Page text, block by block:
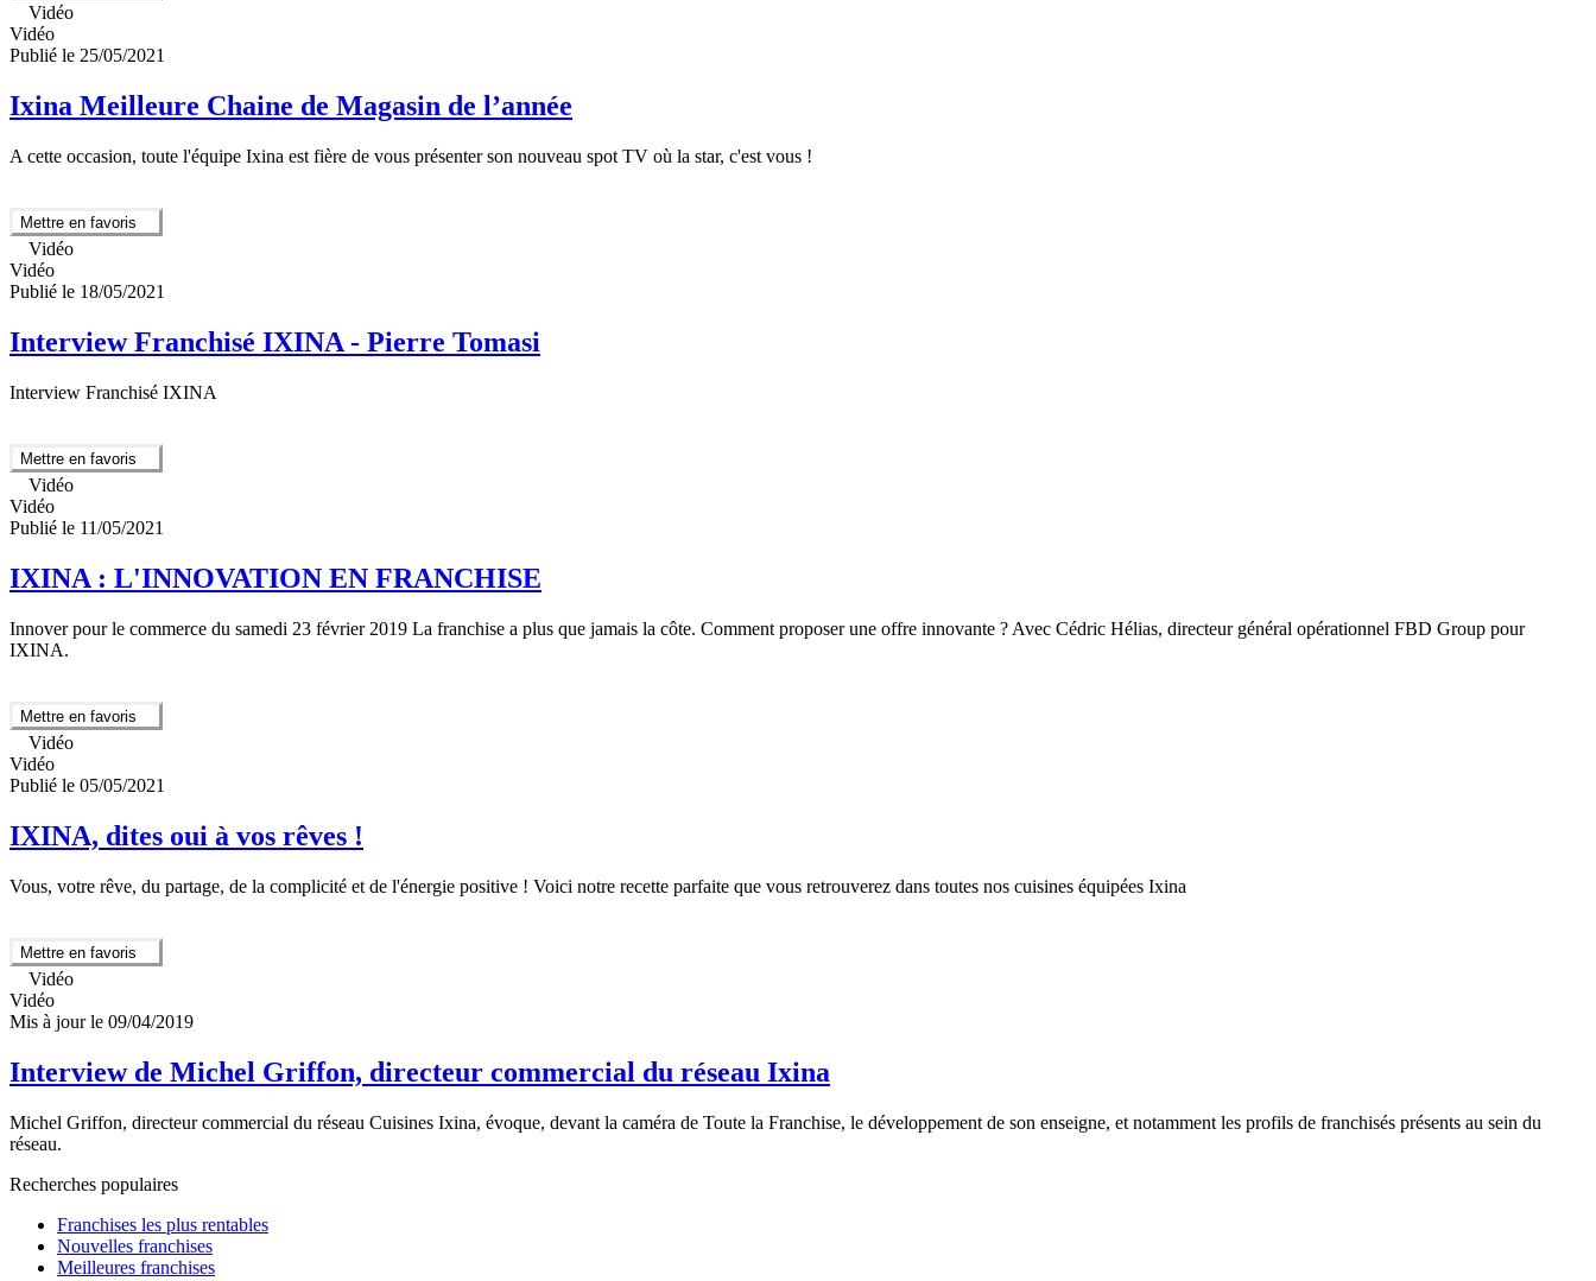
Vidéo
Vidéo
Publié le 25/05/2021
Ixina Meilleure Chaine de Magasin de l’année
A cette occasion, toute l'équipe Ixina est fière de vous présenter son nouveau spot TV où la star, c'est vous !
Mettre en favoris
Vidéo
Vidéo
Publié le 18/05/2021
Interview Franchisé IXINA - Pierre Tomasi
Interview Franchisé IXINA
Mettre en favoris
Vidéo
Vidéo
Publié le 11/05/2021
IXINA : L'INNOVATION EN FRANCHISE
Innover pour le commerce du samedi 23 février 2019 La franchise a plus que jamais la côte. Comment proposer une offre innovante ? Avec Cédric Hélias, directeur général opérationnel FBD Group pour
IXINA.
Mettre en favoris
Vidéo
Vidéo
Publié le 05/05/2021
IXINA, dites oui à vos rêves !
Vous, votre rêve, du partage, de la complicité et de l'énergie positive ! Voici notre recette parfaite que vous retrouverez dans toutes nos cuisines équipées Ixina
Mettre en favoris
Vidéo
Vidéo
Mis à jour le 09/04/2019
Interview de Michel Griffon, directeur commercial du réseau Ixina
Michel Griffon, directeur commercial du réseau Cuisines Ixina, évoque, devant la caméra de Toute la Franchise, le développement de son enseigne, et notamment les profils de franchisés présents au sein du
réseau.
Recherches populaires
Franchises les plus rentables
Nouvelles franchises
Meilleures franchises